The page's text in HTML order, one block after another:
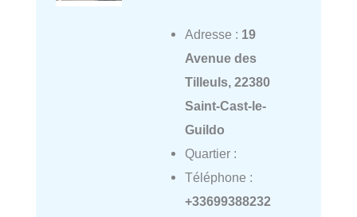
Adresse : 19
Avenue des
Tilleuls, 22380
Saint-Cast-le-
Guildo
Quartier :
Téléphone :
+33699388232